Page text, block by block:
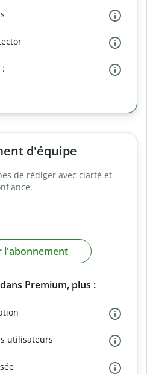
:
d'équipe
de rédiger avec clarté et
l'abonnement
Premium, plus :
utilisateurs